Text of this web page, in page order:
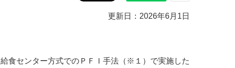
オープンデータ
更新日：2026年6月1日
食センター方式でのＰＦＩ手法（※１）で実施した